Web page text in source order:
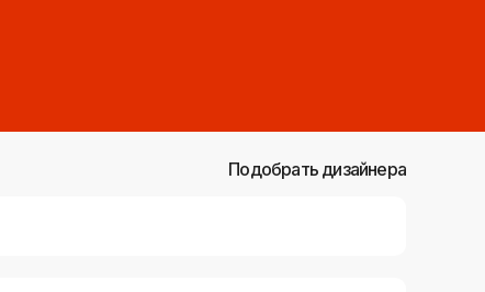
Подобрать дизайнера